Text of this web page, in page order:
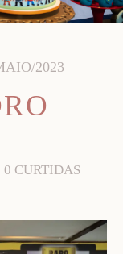
2023
0 CURTIDAS